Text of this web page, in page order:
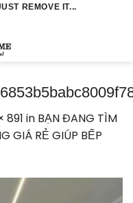
REMOVE IT...
891 in BẠN ĐANG TÌM
GIÁ RẺ GIÚP BẾP